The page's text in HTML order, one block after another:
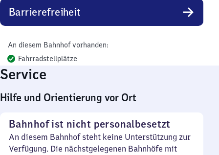
Barrierefreiheit
An diesem Bahnhof vorhanden:
Fahrradstellplätze
Service
Hilfe und Orientierung vor Ort
Bahnhof ist nicht personalbesetzt
An diesem Bahnhof steht keine Unterstützung zur
Verfügung. Die nächstgelegenen Bahnhöfe mit